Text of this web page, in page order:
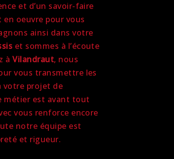
et d’un savoir-faire
oeuvre pour vous
ainsi dans votre
et sommes à l’écoute
àVilandraut, nous
vous transmettre les
votre projet de
métier est avant tout
vous renforce encore
notre équipe est
et rigueur.